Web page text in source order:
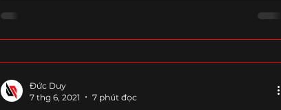
Đức Duy
7 thg 6, 2021
7 phút đọc